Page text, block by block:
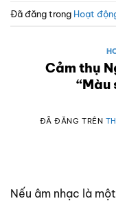
Đã đăng trong Hoạt
Cảm thụ
“Màu
ĐÃ ĐĂNG TRÊN
Nếu âm nhạc là